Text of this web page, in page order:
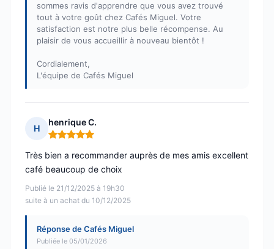
sommes ravis d'apprendre que vous avez trouvé
tout à votre goût chez Cafés Miguel. Votre
satisfaction est notre plus belle récompense. Au
plaisir de vous accueillir à nouveau bientôt !
Cordialement,
L'équipe de Cafés Miguel
H
henrique C.
Note : 5 sur 5
Publié le 21/12/2025 à 19h30
suite à un achat du 10/12/2025
Très bien a recommander auprès de mes amis excellent
café beaucoup de choix
Réponse de Cafés Miguel
Publiée le 05/01/2026